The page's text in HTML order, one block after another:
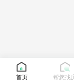
首页 帮您找